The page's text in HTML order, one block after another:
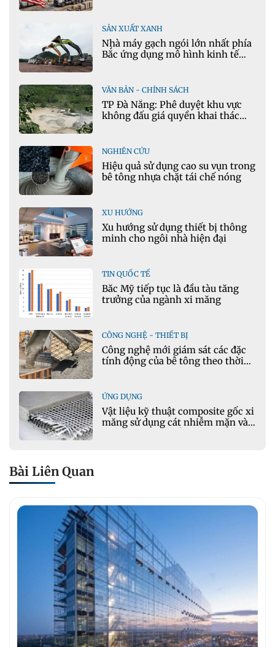
SẢN XUẤT XANH
Nhà máy gạch ngói lớn nhất phía
Bắc ứng dụng mô hình kinh tế
VĂN BẢN - CHÍNH SÁCH
TP Đà Nẵng: Phê duyệt khu vực
không đấu giá quyền khai thác
NGHIÊN CỨU
Hiệu quả sử dụng cao su vụn trong
bê tông nhựa chặt tái chế nóng
XU HƯỚNG
Xu hướng sử dụng thiết bị thông
minh cho ngôi nhà hiện đại
TIN QUỐC TẾ
Bắc Mỹ tiếp tục là đầu tàu tăng
trưởng của ngành xi măng
CÔNG NGHỆ - THIẾT BỊ
Công nghệ mới giám sát các đặc
tính động của bê tông theo thời
ỨNG DỤNG
Vật liệu kỹ thuật composite gốc xi
măng sử dụng cát nhiễm mặn và
Bài Liên Quan